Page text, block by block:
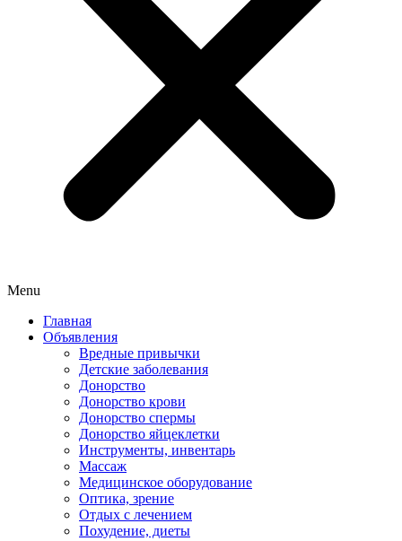
Menu
Главная
Объявления
Вредные привычки
Детские заболевания
Донорство
Донорство крови
Донорство спермы
Донорство яйцеклетки
Инструменты, инвентарь
Массаж
Медицинское оборудование
Оптика, зрение
Отдых с лечением
Похудение, диеты